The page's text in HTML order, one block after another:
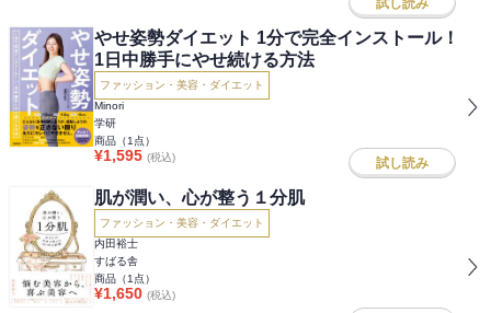
試し読み
やせ姿勢ダイエット 1分で完全インストール！
1日中勝手にやせ続ける方法
ファッション・美容・ダイエット
Minori
学研
商品（1 点）
¥1,595 (税込) 試し読み
肌が潤い、心が整う１分肌
ファッション・美容・ダイエット
内田裕士
すばる舎
商品（1 点）
¥1,650 (税込)